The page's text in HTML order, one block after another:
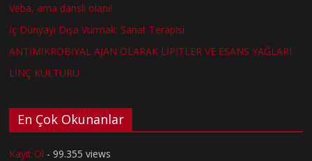
Veba, ama danslı olanı!
İç Dünyayı Dışa Vurmak: Sanat Terapisi
ANTİMİKROBİYAL AJAN OLARAK LİPİTLER VE ESANS YAĞLARI
LİNÇ KÜLTÜRÜ
En Çok Okunanlar
Kayıt Ol - 99.355 views